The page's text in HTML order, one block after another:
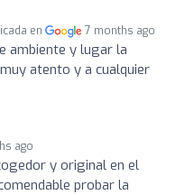
en 7 months ago
ambiente y lugar la
atento y a cualquier
ago
y original en el
probar la